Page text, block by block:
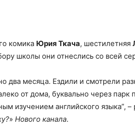
комика Юрия Ткача, шестилетняя
школы они отнеслись со всей
два месяца. Ездили и смотрели
от дома, буквально через парк
изучением английского языка”, –
» Нового канала.